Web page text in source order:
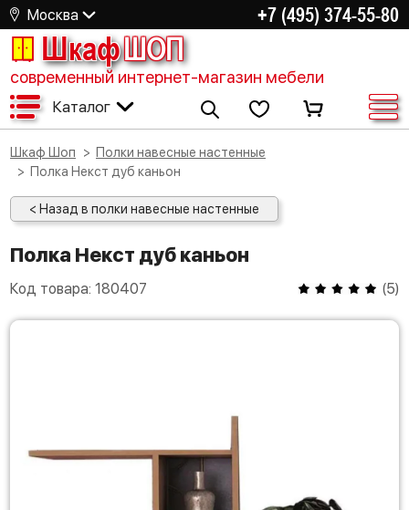
Москва +7 (495) 374-55-80
ШкафШОП
современный интернет-магазин мебели
Каталог
Шкаф Шоп
Полки навесные настенные
Полка Некст дуб каньон
< Назад в полки навесные настенные
Полка Некст дуб каньон
Код товара: 180407 (5)